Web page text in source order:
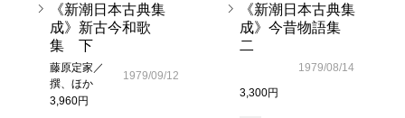
《新潮日本古典集
成》新古今和歌
集 下
藤原定家／
撰、ほか
3,960円
1979/09/12
《新潮日本古典集
成》今昔物語集
二
3,300円
1979/08/14